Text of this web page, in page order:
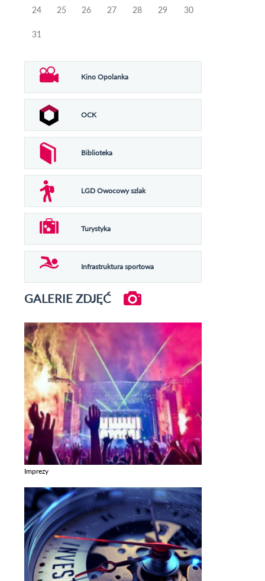
24 25 26 27 28 29 30
31
Kino Opolanka
OCK
Biblioteka
LGD Owocowy szlak
Turystyka
Infrastruktura sportowa
GALERIE ZDJĘĆ
Imprezy